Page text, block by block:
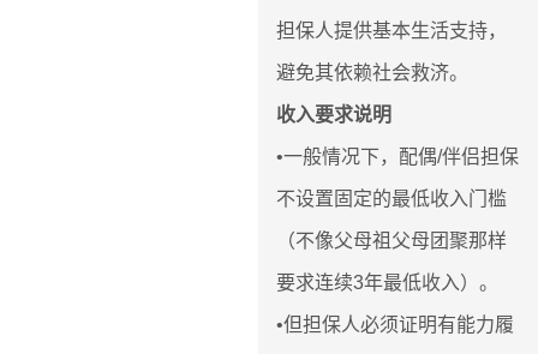
担保人提供基本生活支持，
避免其依赖社会救济。
收入要求说明
•一般情况下，配偶/伴侣担保
不设置固定的最低收入门槛
（不像父母祖父母团聚那样
要求连续3年最低收入）。
•但担保人必须证明有能力履